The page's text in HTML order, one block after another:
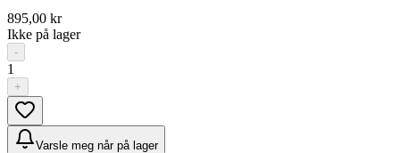
895,00 kr
Ikke på lager
-
1
+
Varsle meg når på lager